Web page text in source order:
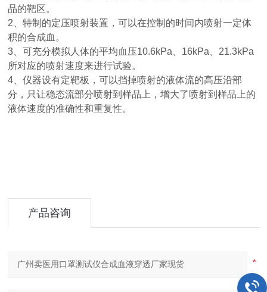
品的靶区。
2、特制的定压喷射装置，可以在控制的时间内喷射一定体
积的合成血。
3、可充分模拟人体的平均血压10.6kPa、16kPa、21.3kPa
所对应的喷射速度来进行试验。
4、仪器设有定靶板，可以挡掉喷射的液体流的高压沿部
分，只让稳态流部分喷射到样品上，增大了喷射到样品上的
液体速度的准确性和重复性。
产品咨询